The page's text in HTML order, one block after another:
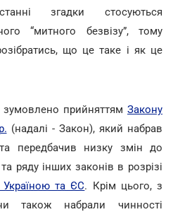
згадки стосуються
“митного безвізу”, тому
що це таке і як це
зумовлено прийняттям Закону
(надалі - Закон), який набрав
передбачив низку змін до
ряду інших законів в розрізі
та ЄС. Крім цього, з
також набрали чинності